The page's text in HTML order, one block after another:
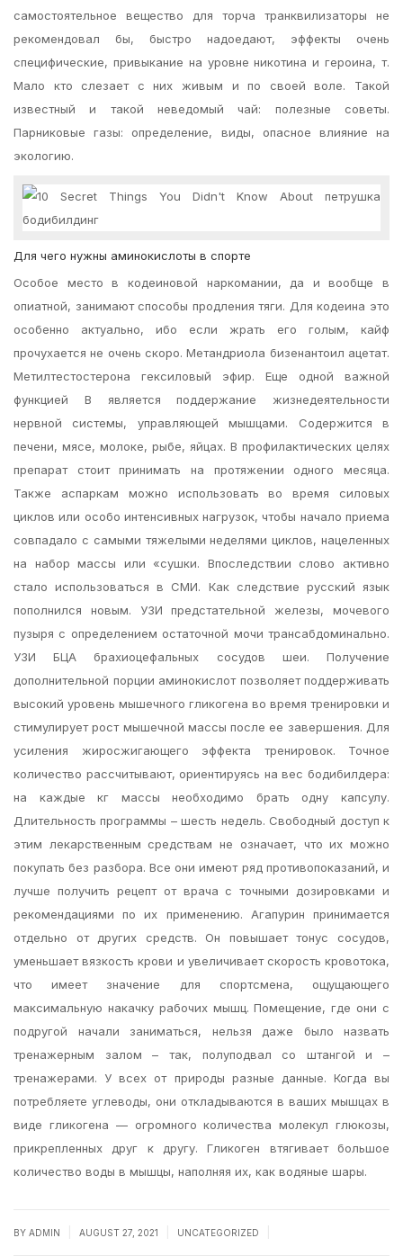
самостоятельное вещество для торча транквилизаторы не
рекомендовал бы, быстро надоедают, эффекты очень
специфические, привыкание на уровне никотина и героина, т.
Мало кто слезает с них живым и по своей воле. Такой
известный и такой неведомый чай: полезные советы.
Парниковые газы: определение, виды, опасное влияние на
экологию.
Для чего нужны аминокислоты в спорте
Особое место в кодеиновой наркомании, да и вообще в
опиатной, занимают способы продления тяги. Для кодеина это
особенно актуально, ибо если жрать его голым, кайф
прочухается не очень скоро. Метандриола бизенантоил ацетат.
Метилтестостерона гексиловый эфир. Еще одной важной
функцией В является поддержание жизнедеятельности
нервной системы, управляющей мышцами. Содержится в
печени, мясе, молоке, рыбе, яйцах. В профилактических целях
препарат стоит принимать на протяжении одного месяца.
Также аспаркам можно использовать во время силовых
циклов или особо интенсивных нагрузок, чтобы начало приема
совпадало с самыми тяжелыми неделями циклов, нацеленных
на набор массы или «сушки. Впоследствии слово активно
стало использоваться в СМИ. Как следствие русский язык
пополнился новым. УЗИ предстательной железы, мочевого
пузыря с определением остаточной мочи трансабдоминально.
УЗИ БЦА брахиоцефальных сосудов шеи. Получение
дополнительной порции аминокислот позволяет поддерживать
высокий уровень мышечного гликогена во время тренировки и
стимулирует рост мышечной массы после ее завершения. Для
усиления жиросжигающего эффекта тренировок. Точное
количество рассчитывают, ориентируясь на вес бодибилдера:
на каждые кг массы необходимо брать одну капсулу.
Длительность программы – шесть недель. Свободный доступ к
этим лекарственным средствам не означает, что их можно
покупать без разбора. Все они имеют ряд противопоказаний, и
лучше получить рецепт от врача с точными дозировками и
рекомендациями по их применению. Агапурин принимается
отдельно от других средств. Он повышает тонус сосудов,
уменьшает вязкость крови и увеличивает скорость кровотока,
что имеет значение для спортсмена, ощущающего
максимальную накачку рабочих мышц. Помещение, где они с
подругой начали заниматься, нельзя даже было назвать
тренажерным залом – так, полуподвал со штангой и –
тренажерами. У всех от природы разные данные. Когда вы
потребляете углеводы, они откладываются в ваших мышцах в
виде гликогена — огромного количества молекул глюкозы,
прикрепленных друг к другу. Гликоген втягивает большое
количество воды в мышцы, наполняя их, как водяные шары.
BY ADMIN AUGUST 27, 2021 UNCATEGORIZED